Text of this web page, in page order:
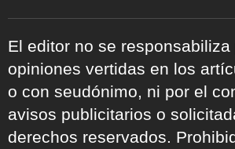
El editor no se responsabiliza
opiniones vertidas en los
o con seudónimo, ni por el
avisos publicitarios o
derechos reservados.